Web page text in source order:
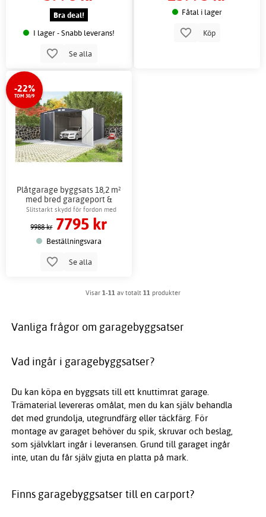
Bra deal!
I lager - Snabb leverans!
Se alla
Fåtal i lager
Köp
-22%
TOM 30/9
Plåtgarage byggsats 18,2 m²
med bred garageport &
sidodörr
Slitstarkt skydd för fordon med
stålplåtar
9988 kr 7795 kr
Beställningsvara
Se alla
Visar 1-11 av totalt 11 produkter
Vanliga frågor om garagebyggsatser
Vad ingår i garagebyggsatser?
Du kan köpa en byggsats till ett knuttimrat garage.
Trämaterial levereras omålat, men du kan själv behandla
det med grundolja, utegrundfärg eller täckfärg. För
montage av garaget behöver du spik, skruvar och beslag,
som självklart ingår i leveransen. Grund till garaget ingår
inte, utan du får själv gjuta en platta på mark.
Finns garagebyggsatser till en carport?